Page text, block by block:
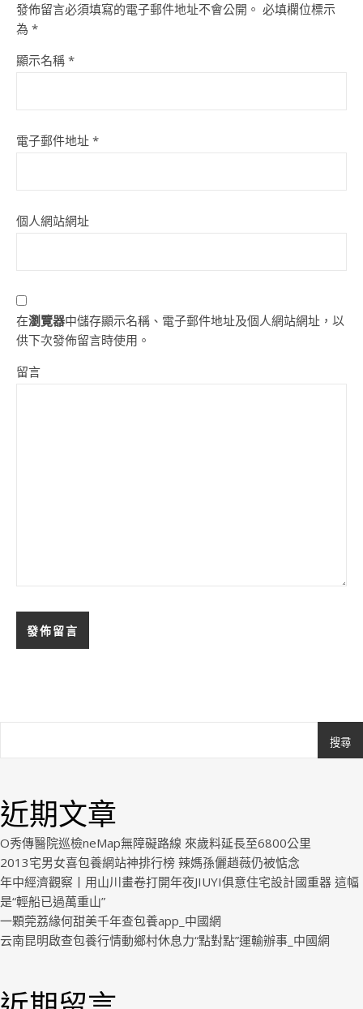
發佈留言必須填寫的電子郵件地址不會公開。 必填欄位標示
為 *
顯示名稱 *
電子郵件地址 *
個人網站網址
在瀏覽器中儲存顯示名稱、電子郵件地址及個人網站網址，以
供下次發佈留言時使用。
留言
搜尋
近期文章
O秀傳醫院巡檢neMap無障礙路線 來歲料延長至6800公里
2013宅男女喜包養網站神排行榜 辣媽孫儷趙薇仍被惦念
年中經濟觀察丨用山川畫卷打開年夜JIUYI俱意住宅設計國重器 這幅
是“輕船已過萬重山”
一顆莞荔緣何甜美千年查包養app_中國網
云南昆明啟查包養行情動鄉村休息力“點對點”運輸辦事_中國網
Royal.